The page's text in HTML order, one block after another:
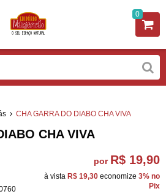
0
CHA GARRA DO DIABO CHA VIVA
CHA VIVA
por R$ 19,90
à vista R$ 19,30 economize 3% no
Pix